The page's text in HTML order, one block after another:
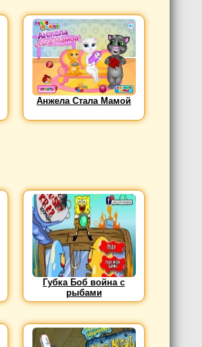
Анжела Стала Мамой
Губка Боб война с
рыбами